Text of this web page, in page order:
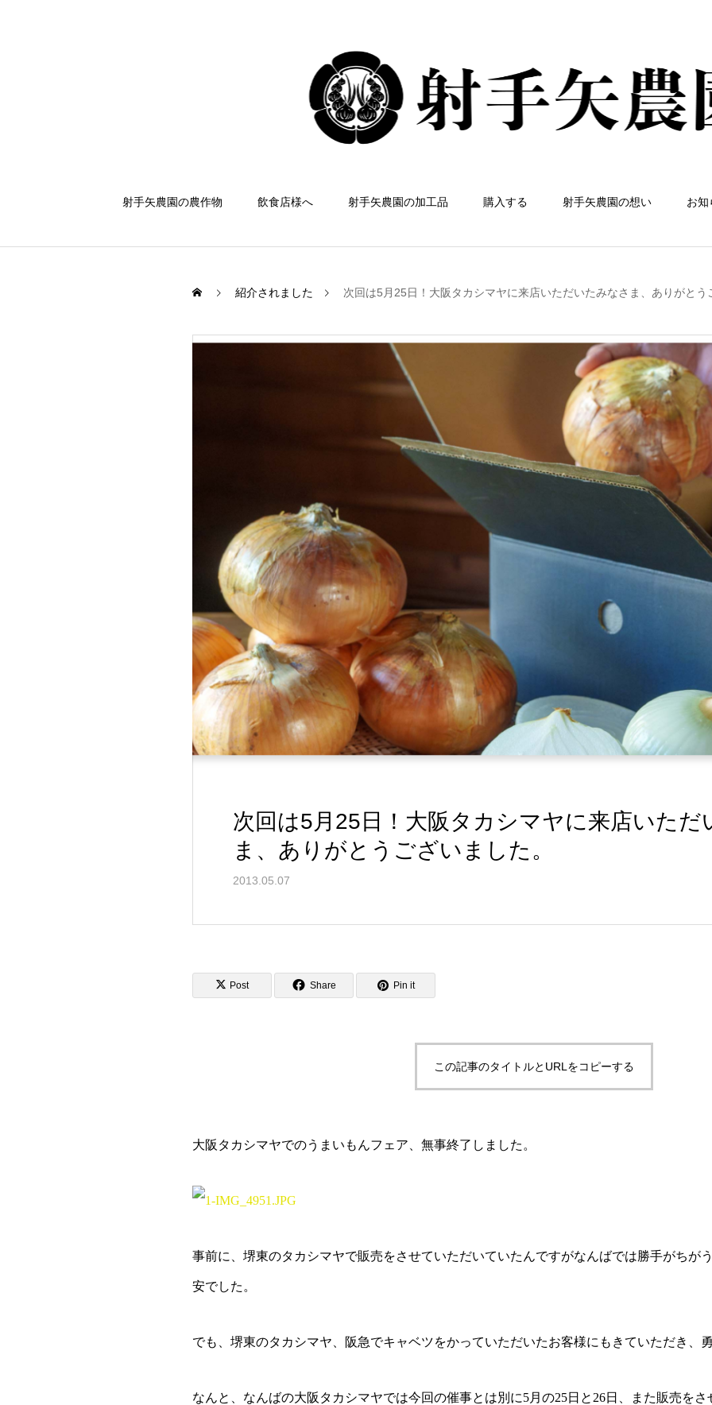
射手矢農園の農作物 飲食店様へ 射手矢農園の加工品 購入する 射手矢農園の想い お知
紹介されました 次回は5月25日！大阪タカシマヤに来店いただいたみなさま、ありがとう
次回は5月25日！大阪タカシマヤに来店いただ
ま、ありがとうございました。
2013.05.07
Post Share Pin it
この記事のタイトルとURLをコピーする
大阪タカシマヤでのうまいもんフェア、無事終了しました。
事前に、堺東のタカシマヤで販売をさせていただいていたんですがなんばでは勝手がちが
安でした。
でも、堺東のタカシマヤ、阪急でキャベツをかっていただいたお客様にもきていただき、
なんと、なんばの大阪タカシマヤでは今回の催事とは別に5月の25日と26日、また販売を